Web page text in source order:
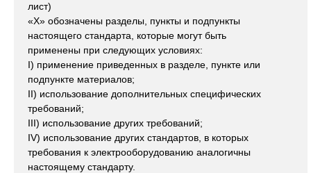
лист)
«X» обозначены разделы, пункты и подпункты
настоящего стандарта, которые могут быть
применены при следующих условиях:
I) применение приведенных в разделе, пункте или
подпункте материалов;
II) использование дополнительных специфических
требований;
III) использование других требований;
IV) использование других стандартов, в которых
требования к электрооборудованию аналогичны
настоящему стандарту.